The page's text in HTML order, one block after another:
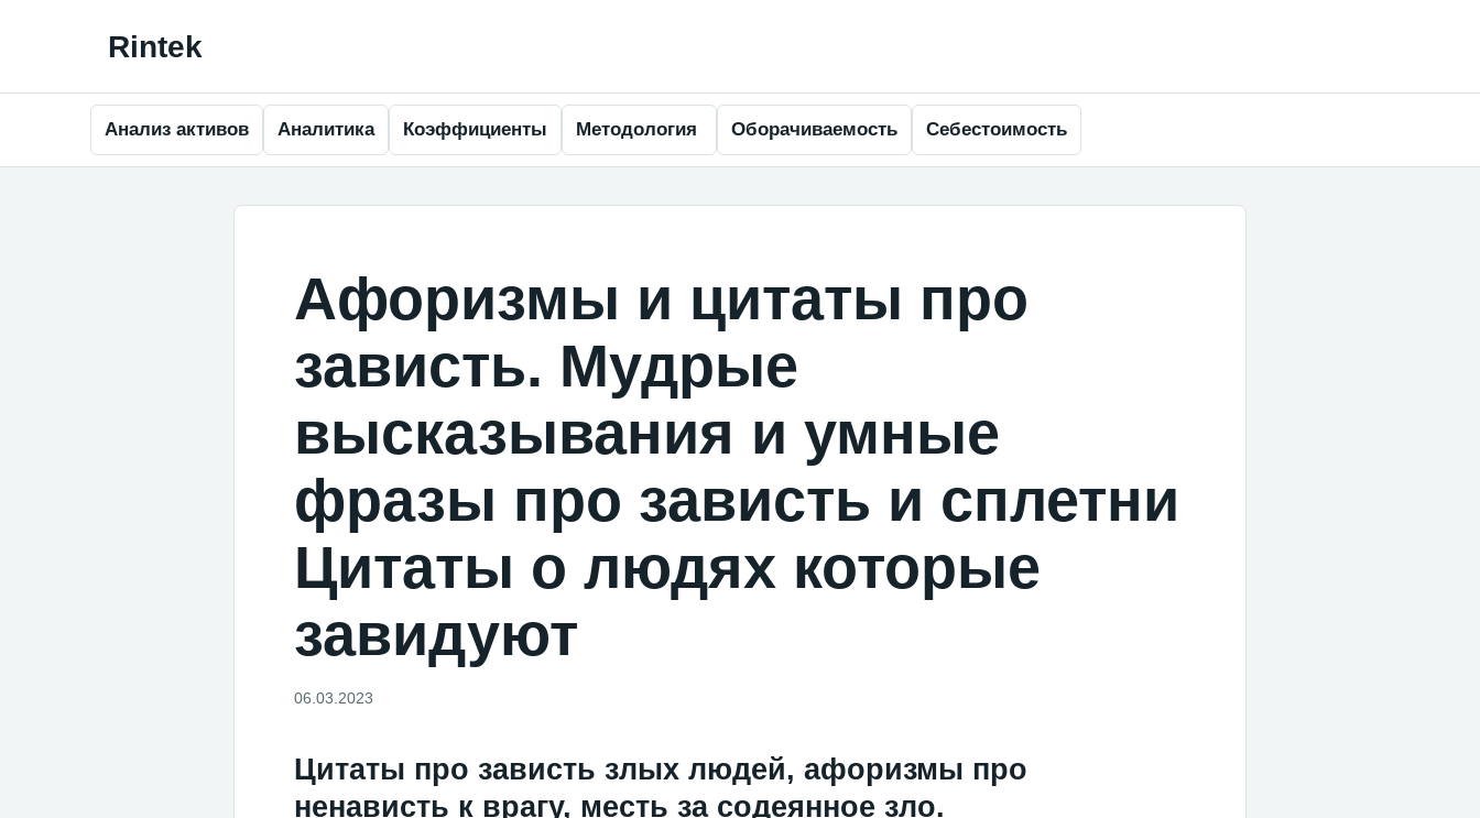
Анализ активов Аналитика Коэффициенты Методология Оборачиваемость Себестоимость
Афоризмы и цитаты про
зависть. Мудрые
высказывания и умные
фразы про зависть и сплетни
Цитаты о людях которые
завидуют
06.03.2023
Цитаты про зависть злых людей, афоризмы про
ненависть к врагу, месть за содеянное зло.